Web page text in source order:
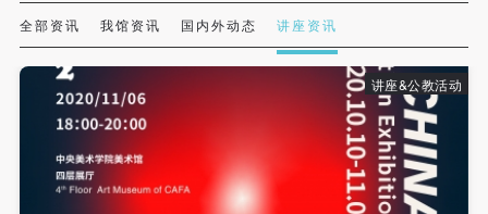
全部资讯 我馆资讯 国内外动态 讲座资讯
讲座&公教活动
它数字媒体形式公开出版，并同意编入《中国知识资
源总库》《中央美术学院资料库》《中央美术学院美
术馆资料库》等相关资料、文献、档案机构和平台，
在中央美术学院中使用和在互联网上传播，同意按相
关“章程”规定享受相关权益。
中央美术学院美术馆活动安全免责协议书
第一条
它数字媒体形式公开出版，并同意编入《中国知识资
源总库》《中央美术学院资料库》《中央美术学院美
术馆资料库》等相关资料、文献、档案机构和平台，
在中央美术学院中使用和在互联网上传播，同意按相
关“章程”规定享受相关权益。
中央美术学院美术馆活动安全免责协议书
第一条
它数字媒体形式公开出版，并同意编入《中国知识资
源总库》《中央美术学院资料库》《中央美术学院美
术馆资料库》等相关资料、文献、档案机构和平台，
在中央美术学院中使用和在互联网上传播，同意按相
关“章程”规定享受相关权益。
中央美术学院美术馆活动安全免责协议书
第一条